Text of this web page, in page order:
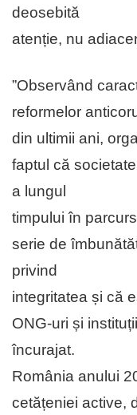
deosebită
atenție, nu
”Observând
reformelor
din ultimii ani,
faptul că
a lungul
timpului în
serie de
privind
integritatea și că
ONG-uri și
încurajat.
România anului
cetățeniei active,